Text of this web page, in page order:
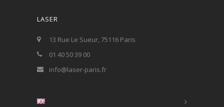
LASER
13 Rue Le Sueur, 75116 Paris
01 40 50 39 00
info@laser-paris.fr